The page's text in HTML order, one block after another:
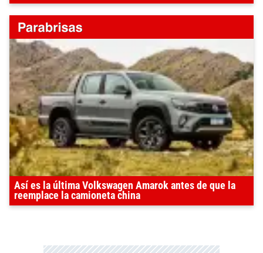
Así es la última Volkswagen Amarok antes de que la
reemplace la camioneta china